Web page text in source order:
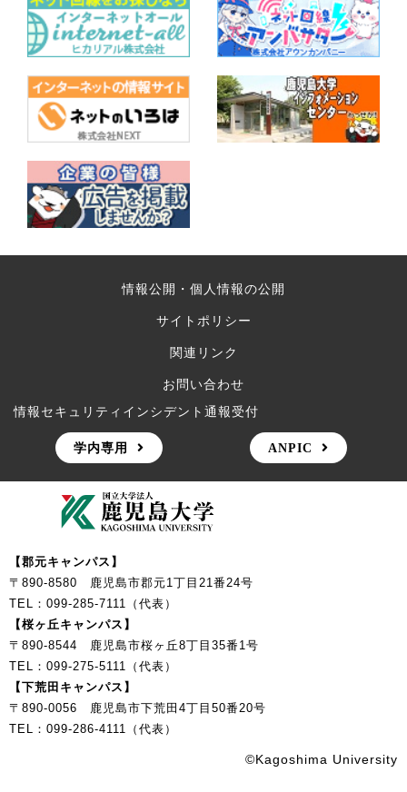
情報公開・個人情報の公開
サイトポリシー
関連リンク
お問い合わせ
情報セキュリティインシデント通報受付
学内専用 ANPIC
【郡元キャンパス】
〒890-8580 鹿児島市郡元1丁目21番24号
TEL：099-285-7111（代表）
【桜ヶ丘キャンパス】
〒890-8544 鹿児島市桜ヶ丘8丁目35番1号
TEL：099-275-5111（代表）
【下荒田キャンパス】
〒890-0056 鹿児島市下荒田4丁目50番20号
TEL：099-286-4111（代表）
©Kagoshima University